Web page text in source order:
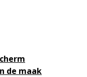
de maak